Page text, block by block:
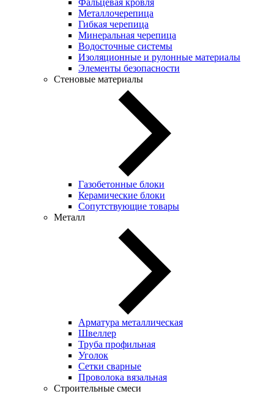
Металлочерепица
Гибкая черепица
Минеральная черепица
Водосточные системы
Изоляционные и рулонные материалы
Элементы безопасности
Стеновые материалы
Газобетонные блоки
Керамические блоки
Сопутствующие товары
Металл
Арматура металлическая
Швеллер
Труба профильная
Уголок
Сетки сварные
Проволока вязальная
Строительные смеси